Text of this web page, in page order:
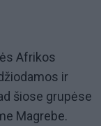
Afrikos
ir
šiose grupėse
Magrebe.